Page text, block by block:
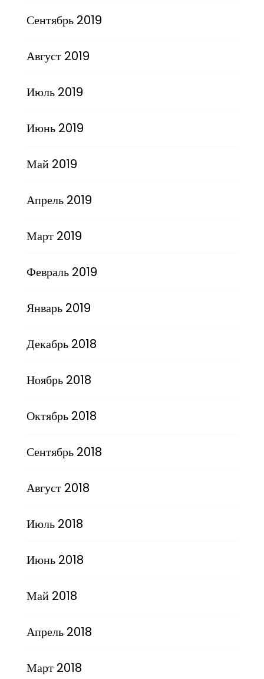
Сентябрь 2019
Август 2019
Июль 2019
Июнь 2019
Май 2019
Апрель 2019
Март 2019
Февраль 2019
Январь 2019
Декабрь 2018
Ноябрь 2018
Октябрь 2018
Сентябрь 2018
Август 2018
Июль 2018
Июнь 2018
Май 2018
Апрель 2018
Март 2018